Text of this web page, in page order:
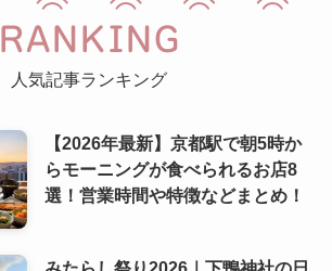
RANKING
人気記事ランキング
【2026年最新】京都駅で朝5時か
らモーニングが食べられるお店8
選！営業時間や特徴などまとめ！